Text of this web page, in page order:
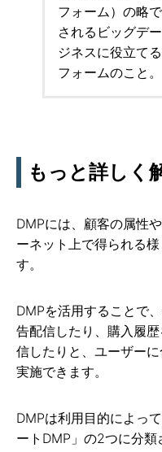
フォーム）の略
されるビッグデ
ジネスに役立て
フォームのこと。
もっと詳しく
DMPには、顧客の属性
ーネット上で得られる
す。
DMPを活用することで
告配信したり、購入履
信したりと、ユーザー
実施できます。
DMPは利用目的によっ
ートDMP」の2つに分類